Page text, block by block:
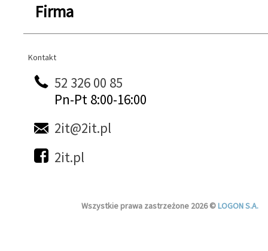
Firma
Kontakt
Kontakt
52 326 00 85
Pn-Pt 8:00-16:00
2it@2it.pl
2it.pl
Wszystkie prawa zastrzeżone 2026 ©LOGON S.A.